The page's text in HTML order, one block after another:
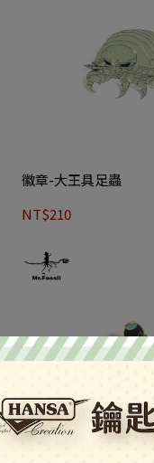
徽章-大王具足蟲
NT$210